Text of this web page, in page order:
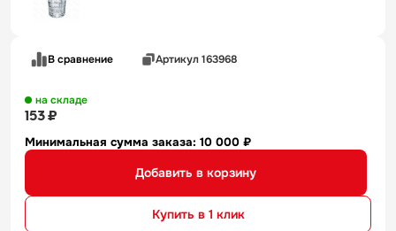
В сравнение Артикул 163968
на складе
153 ₽
Минимальная сумма заказа: 10 000 ₽
Добавить в корзину
Купить в 1 клик